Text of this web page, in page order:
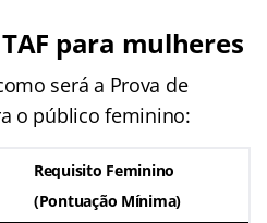
para mulheres
será a Prova de
o público feminino:
Requisito Feminino
(Pontuação Mínima)